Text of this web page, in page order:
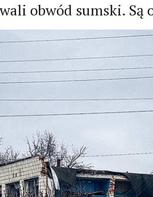
obwód sumski. Są